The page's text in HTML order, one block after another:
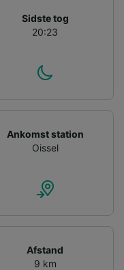
Sidste tog
20:23
Ankomst station
Oissel
Afstand
9 km